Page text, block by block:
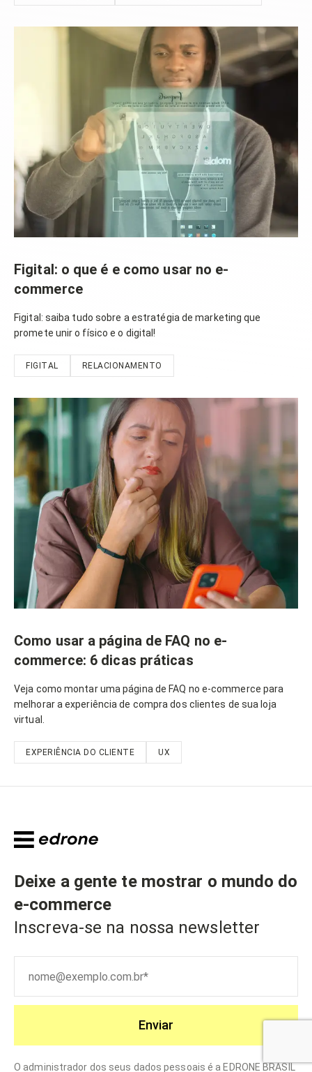
Figital: o que é e como usar no e-
commerce
Figital: saiba tudo sobre a estratégia de marketing que
promete unir o físico e o digital!
FIGITAL RELACIONAMENTO
Como usar a página de FAQ no e-
commerce: 6 dicas práticas
Veja como montar uma página de FAQ no e-commerce para
melhorar a experiência de compra dos clientes de sua loja
virtual.
EXPERIÊNCIA DO CLIENTE UX
Deixe a gente te mostrar o mundo do
e-commerce
Inscreva-se na nossa newsletter
Enviar
O administrador dos seus dados pessoais é a EDRONE BRASIL